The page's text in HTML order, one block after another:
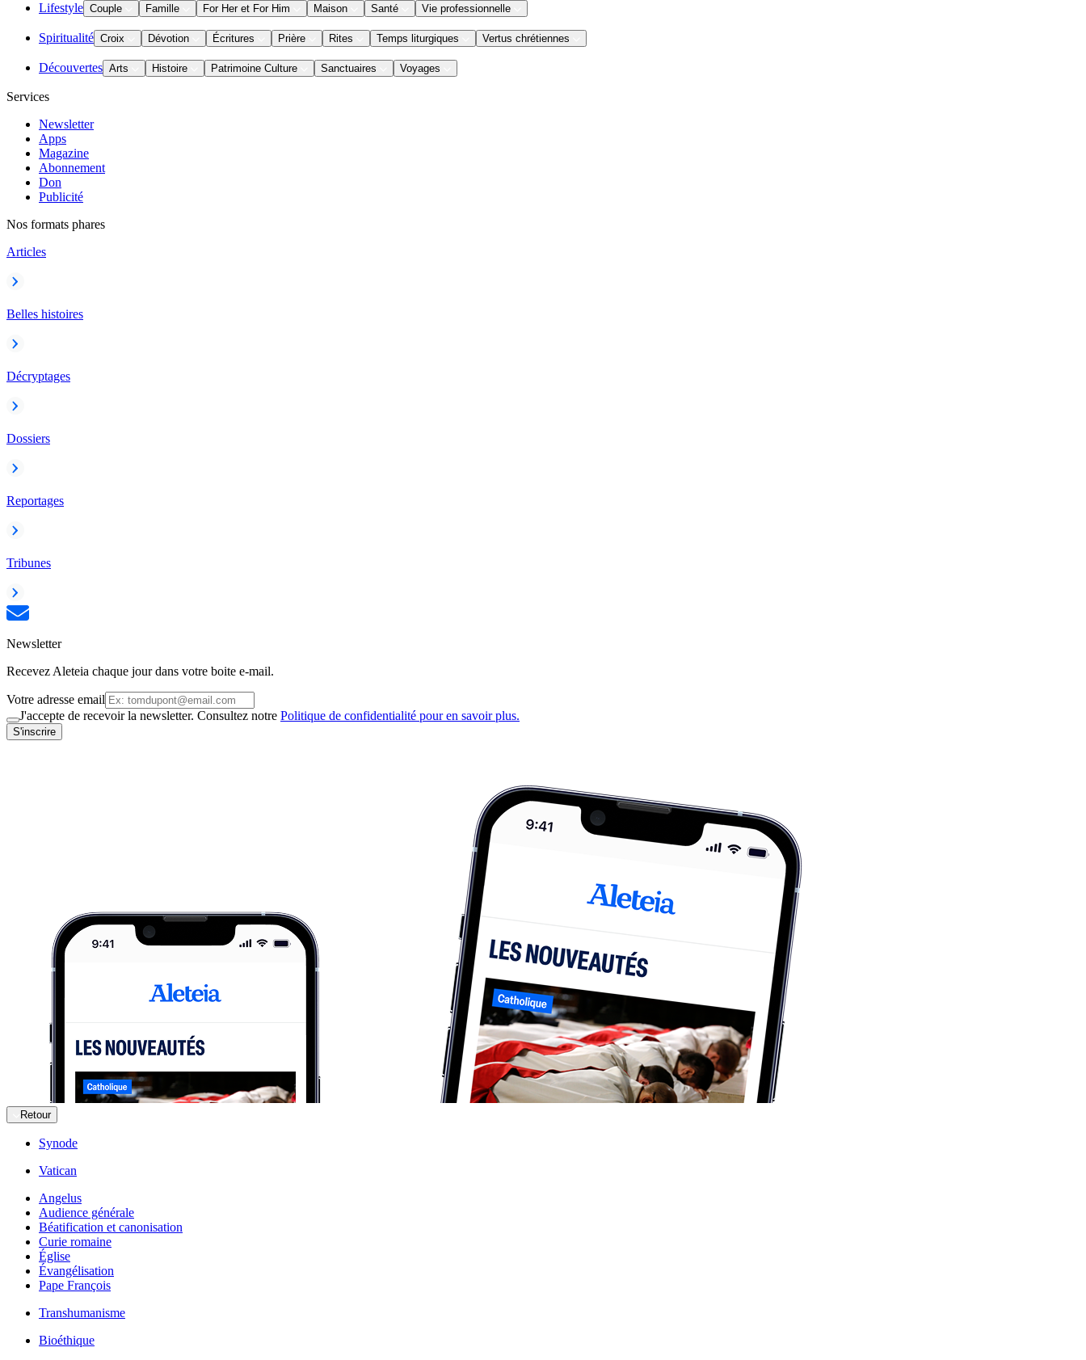
Lifestyle Couple Famille For Her et For Him Maison Santé Vie professionnelle
Spiritualité Croix Dévotion Écritures Prière Rites Temps liturgiques Vertus chrétiennes
Découvertes Arts Histoire Patrimoine Culture Sanctuaires Voyages
Services
Newsletter
Apps
Magazine
Abonnement
Don
Publicité
Nos formats phares
Articles
Belles histoires
Décryptages
Dossiers
Reportages
Tribunes
Newsletter
Recevez Aleteia chaque jour dans votre boite e-mail.
Votre adresse email
J'accepte de recevoir la newsletter. Consultez notre Politique de confidentialité pour en savoir plus.
S'inscrire
Retour
Synode
Vatican
Angelus
Audience générale
Béatification et canonisation
Curie romaine
Église
Évangélisation
Pape François
Transhumanisme
Bioéthique